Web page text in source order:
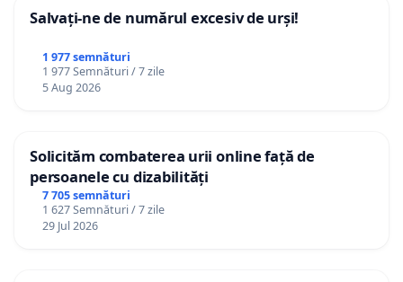
Salvați-ne de numărul excesiv de urși!
1 977 semnături
1 977 Semnături / 7 zile
5 Aug 2026
Solicităm combaterea urii online față de
persoanele cu dizabilități
7 705 semnături
1 627 Semnături / 7 zile
29 Jul 2026